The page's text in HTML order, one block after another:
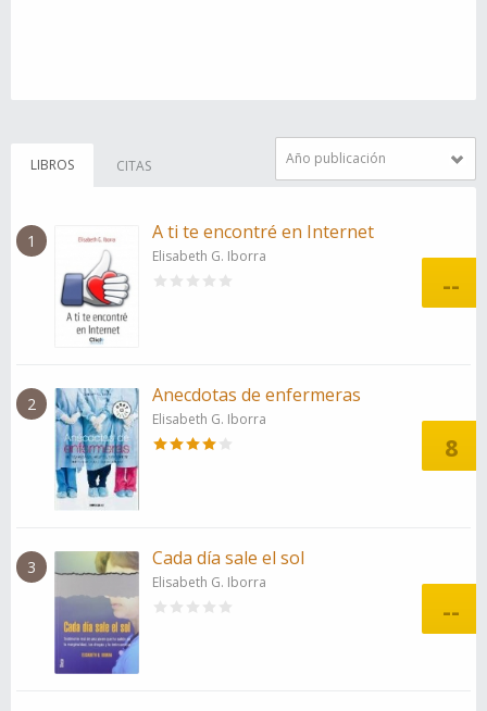
LIBROS CITAS Año publicación
1 A ti te encontré en Internet
Elisabeth G. Iborra
--
2 Anecdotas de enfermeras
Elisabeth G. Iborra
8
3 Cada día sale el sol
Elisabeth G. Iborra
--